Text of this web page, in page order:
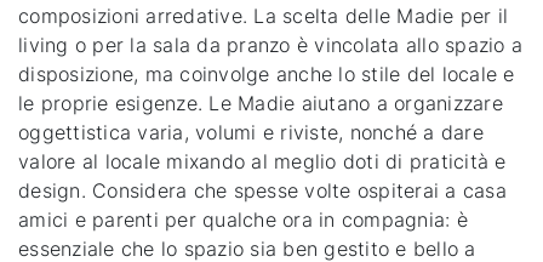
composizioni arredative. La scelta delle Madie per il
living o per la sala da pranzo è vincolata allo spazio a
disposizione, ma coinvolge anche lo stile del locale e
le proprie esigenze. Le Madie aiutano a organizzare
oggettistica varia, volumi e riviste, nonché a dare
valore al locale mixando al meglio doti di praticità e
design. Considera che spesse volte ospiterai a casa
amici e parenti per qualche ora in compagnia: è
essenziale che lo spazio sia ben gestito e bello a